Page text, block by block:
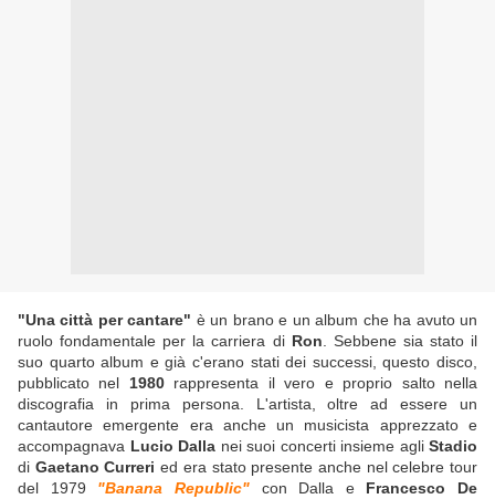
"Una città per cantare" è un brano e un album che ha avuto un
ruolo fondamentale per la carriera di Ron . Sebbene sia stato il
suo quarto album e già c'erano stati dei successi, questo disco,
pubblicato nel 1980rappresenta il vero e proprio salto nella
discografia in prima persona. L'artista, oltre ad essere un
cantautore emergente era anche un musicista apprezzato e
accompagnava Lucio Dalla nei suoi concerti insieme agli Stadio
di Gaetano Curreri ed era stato presente anche nel celebre tour
del 1979 "Banana Republic"con Dalla e Francesco De